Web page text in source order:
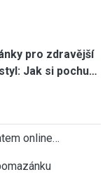
pro zdravější
Jak si pochu…
online…